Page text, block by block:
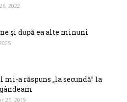
2022
şi după ea alte minuni
mi-a răspuns „la secundă” la
25, 2019